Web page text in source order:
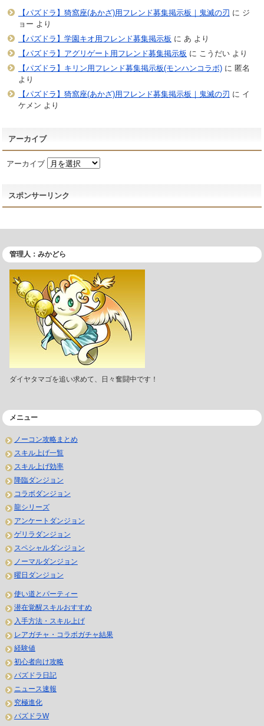
【パズドラ】猗窩座(あかざ)用フレンド募集掲示板｜鬼滅の刃 に ジ
ョー より
【パズドラ】学園キオ用フレンド募集掲示板 に あ より
【パズドラ】アグリゲート用フレンド募集掲示板 に こうだいより
【パズドラ】キリン用フレンド募集掲示板(モンハンコラボ)に 匿名
より
【パズドラ】猗窩座(あかざ)用フレンド募集掲示板｜鬼滅の刃 に イ
ケメン より
アーカイブ
アーカイブ
スポンサーリンク
管理人：みかどら
ダイヤタマゴを追い求めて、日々奮闘中です！
メニュー
ノーコン攻略まとめ
スキル上げ一覧
スキル上げ効率
降臨ダンジョン
コラボダンジョン
龍シリーズ
アンケートダンジョン
ゲリラダンジョン
スペシャルダンジョン
ノーマルダンジョン
曜日ダンジョン
使い道とパーティー
潜在覚醒スキルおすすめ
入手方法・スキル上げ
レアガチャ・コラボガチャ結果
経験値
初心者向け攻略
パズドラ日記
ニュース速報
究極進化
パズドラW